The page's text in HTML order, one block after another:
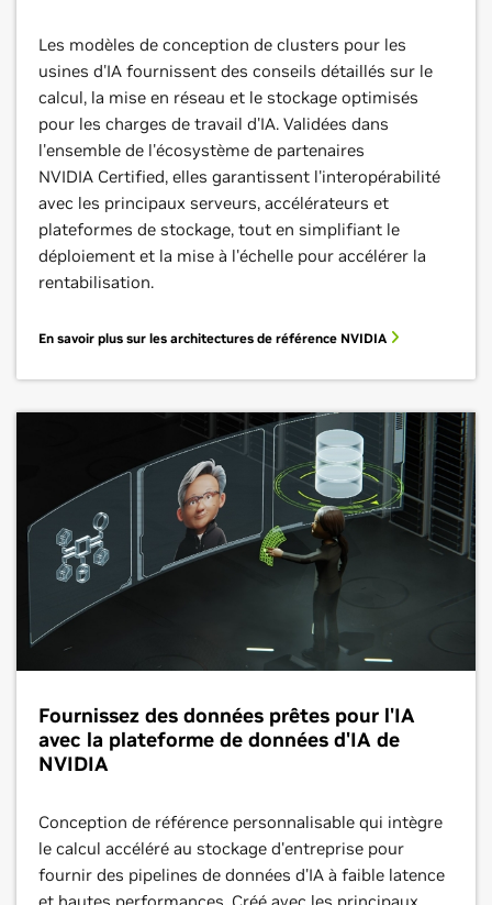
Les modèles de conception de clusters pour les
usines d'IA fournissent des conseils détaillés sur le
calcul, la mise en réseau et le stockage optimisés
pour les charges de travail d'IA. Validées dans
l'ensemble de l'écosystème de partenaires
NVIDIA Certified, elles garantissent l'interopérabilité
avec les principaux serveurs, accélérateurs et
plateformes de stockage, tout en simplifiant le
déploiement et la mise à l'échelle pour accélérer la
rentabilisation.
En savoir plus sur les architectures de référence NVIDIA
Fournissez des données prêtes pour l'IA
avec la plateforme de données d'IA de
NVIDIA
Conception de référence personnalisable qui intègre
le calcul accéléré au stockage d'entreprise pour
fournir des pipelines de données d'IA à faible latence